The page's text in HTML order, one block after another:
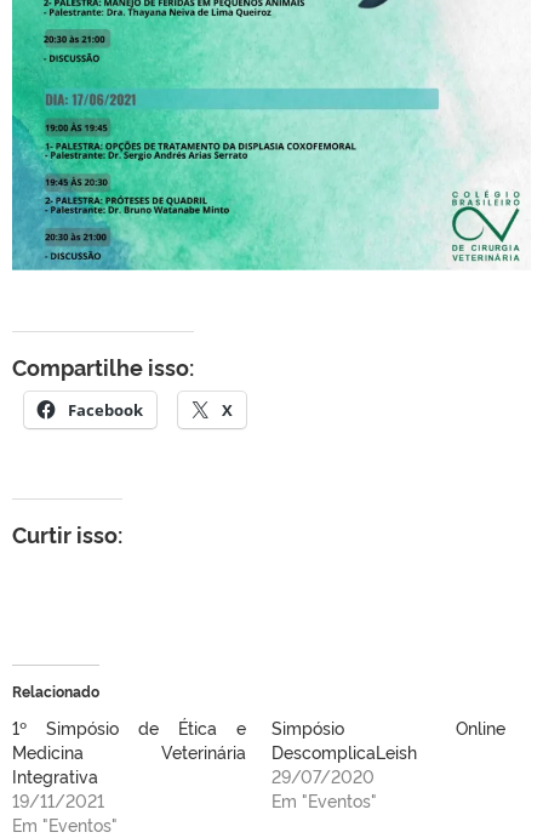
Compartilhe isso:
Facebook X
Curtir isso:
Relacionado
1º Simpósio de Ética e
Medicina Veterinária
Integrativa
19/11/2021
Em "Eventos"
Simpósio Online
DescomplicaLeish
29/07/2020
Em "Eventos"